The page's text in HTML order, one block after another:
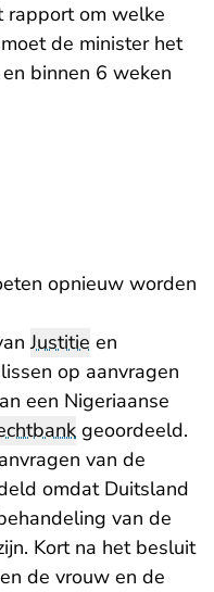
rapport om welke
de minister het
binnen 6 weken
opnieuw worden
Justitie en
op aanvragen
een Nigeriaanse
geoordeeld.
van de
omdat Duitsland
van de
Kort na het besluit
de vrouw en de